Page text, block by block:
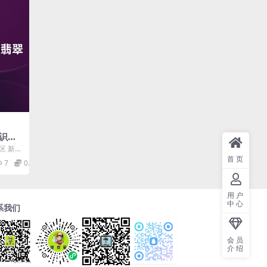
课
全
）
新手
核心
7 0.99
我们
首页
用户
中心
会员
介绍